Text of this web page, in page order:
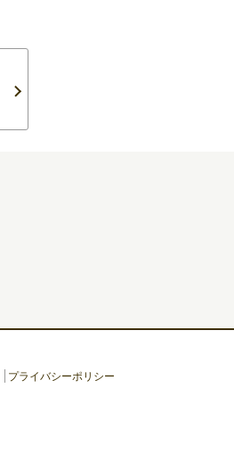
プライバシーポリシー